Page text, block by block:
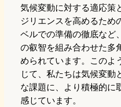
気候変動に対する適応策
ジリエンスを高めるため
ベルでの準備の徹底など
の叡智を組み合わせた多
められています。このよ
じて、私たちは気候変動
な課題に、より積極的に
感じています。